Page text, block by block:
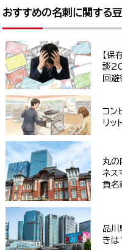
おすすめの名刺に関する
【保
談
回避
コン
リッ
丸の
ネス
負名
品川
きは